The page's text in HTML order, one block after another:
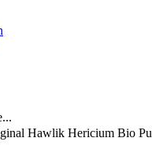
Hawlik Hericium Bio